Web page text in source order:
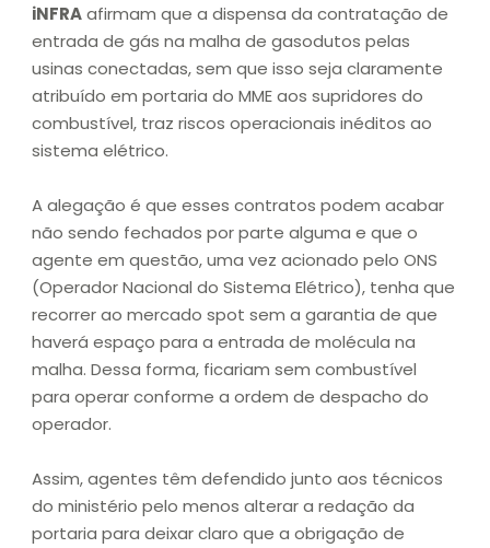
iNFRAafirmam que a dispensa da contratação de
entrada de gás na malha de gasodutos pelas
usinas conectadas, sem que isso seja claramente
atribuído em portaria do MME aos supridores do
combustível, traz riscos operacionais inéditos ao
sistema elétrico.
A alegação é que esses contratos podem acabar
não sendo fechados por parte alguma e que o
agente em questão, uma vez acionado pelo ONS
(Operador Nacional do Sistema Elétrico), tenha que
recorrer ao mercado spot sem a garantia de que
haverá espaço para a entrada de molécula na
malha. Dessa forma, ficariam sem combustível
para operar conforme a ordem de despacho do
operador.
Assim, agentes têm defendido junto aos técnicos
do ministério pelo menos alterar a redação da
portaria para deixar claro que a obrigação de